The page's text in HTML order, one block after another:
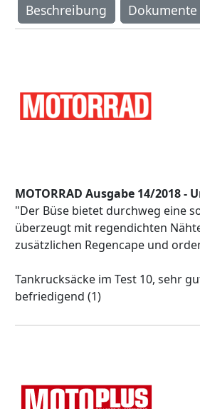
Beschreibung Dokumente
MOTORRAD Ausgabe 14/2018 -
"Der Büse bietet durchweg eine
überzeugt mit regendichten
zusätzlichen Regencape und
Tankrucksäcke im Test 10, sehr
befriedigend (1)